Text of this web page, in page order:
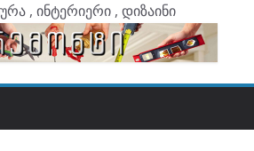
, ინტერიერი , დიზაინი